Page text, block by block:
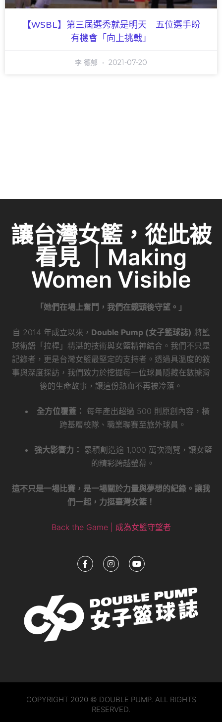
【WSBL】第三屆選秀就是明天 五位選手盼
有機會「向上挑戰」
李 德郁 2021-07-20
讓台灣女籃，從此被
看見 ｜Making
Women Visible
「她們在場上奮鬥，我們在鏡頭後守望。」
自 2014 年成立以來， Double Pump (女子籃球誌) 將籃
球術語「拉桿」精湛的技術與女籃精神結合。我們不只是
記錄者，更是台灣女籃最堅定的支持者。透過具溫度的敘
事與深度採訪，我們致力於挖掘每一位球員隱藏在數據背
後的生命故事，讓這份熱血不再被冷落。
全方位覆蓋： 每年產出超過 500 則原創內容，橫
跨基層校隊、職業聯賽至旅外球員。
強大影響力：
累積創造逾 1,000 萬次瀏覽，讓女籃
的精彩跨越螢幕。
這不只是一場比賽，是一場關於力量與夢想的紀錄。讓我
們一起，力挺臺灣女籃！
Back the Game | 成為女籃守望者
COPYRIGHT 2020 © DOUBLE PUMP. ALL RIGHTS
RESERVED.